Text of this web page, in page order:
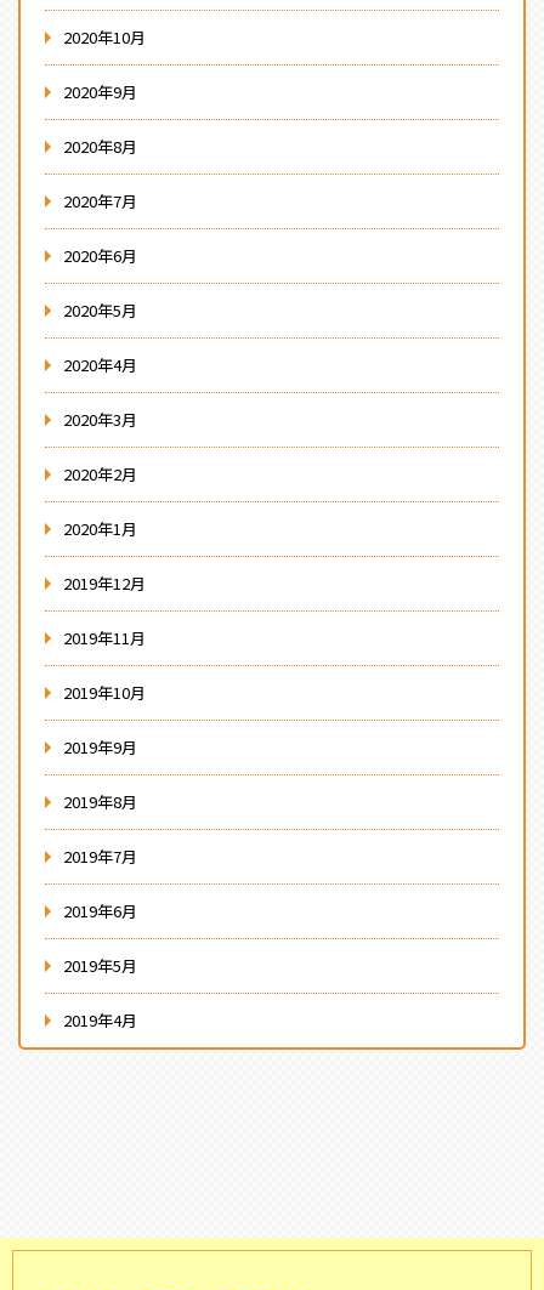
2020年10月
2020年9月
2020年8月
2020年7月
2020年6月
2020年5月
2020年4月
2020年3月
2020年2月
2020年1月
2019年12月
2019年11月
2019年10月
2019年9月
2019年8月
2019年7月
2019年6月
2019年5月
2019年4月